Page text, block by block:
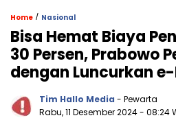
Home / Nasional
Bisa Hemat Biaya
30 Persen, Prabowo
dengan Luncurkan
Tim Hallo Media - Pewarta
Rabu, 11 Desember 2024- 08:24